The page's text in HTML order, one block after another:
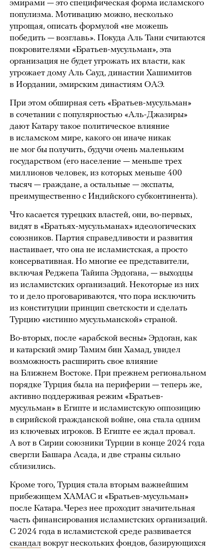
эмирами — это специфическая форма исламского
популизма. Мотивацию можно, несколько
упрощая, описать формулой «не можешь
победить — возглавь». Покуда Аль Тани считаются
покровителями «Братьев-мусульман», эта
организация не будет угрожать их власти, как
угрожает дому Аль Сауд, династии Хашимитов
в Иордании, эмирским династиям ОАЭ.
При этом обширная сеть «Братьев-мусульман»
в сочетании с популярностью «Аль-Джазиры»
дают Катару такое политическое влияние
в исламском мире, какого он иначе никак
не мог бы получить, будучи очень маленьким
государством (его население — меньше трех
миллионов человек, из которых меньше 400
тысяч — граждане, а остальные — экспаты,
преимущественно с Индийского субконтинента).
Что касается турецких властей, они, во-первых,
видят в «Братьях-мусульманах» идеологических
союзников. Партия справедливости и развития
настаивает, что она не исламистская, а просто
консервативная. Но многие ее представители,
включая Реджепа Тайипа Эрдогана, — выходцы
из исламистских организаций. Некоторые из них
то и дело проговариваются, что пора исключить
из конституции принцип светскости и сделать
Турцию «истинно мусульманской» страной.
Во-вторых, после «арабской весны» Эрдоган, как
и катарский эмир Тамим бин Хамад, увидел
возможность расширить свое влияние
на Ближнем Востоке. При прежнем региональном
порядке Турция была на периферии — теперь же,
активно поддерживая режим «Братьев-
мусульман» в Египте и исламистскую оппозицию
в сирийской гражданской войне, она стала одним
из ключевых игроков. В Египте ее ждал провал.
А вот в Сирии союзники Турции в конце 2024 года
свергли Башара Асада, и две страны сильно
сблизились.
Кроме того, Турция стала вторым важнейшим
прибежищем ХАМАС и «Братьев-мусульман»
после Катара. Через нее проходит значительная
часть финансирования исламистских организаций.
С 2024 года в исламистской среде развивается
скандал вокруг нескольких фондов, базирующихся